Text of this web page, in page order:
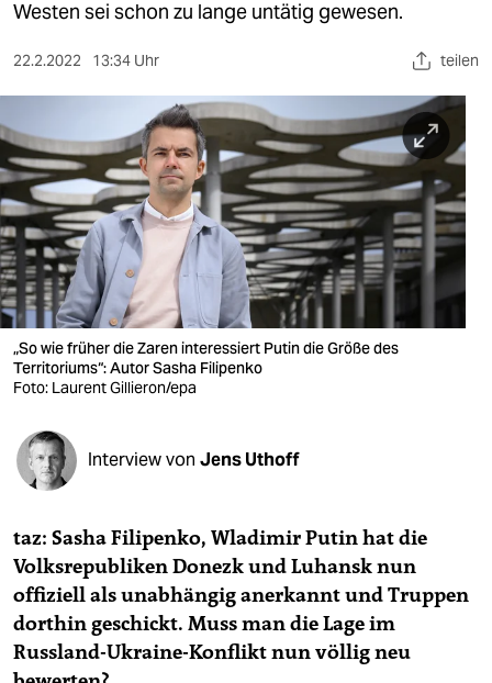
sport
berlin
nord
wahrheit
verlag
verlag
veranstaltungen
fragen & hilfe
abo
genossenschaft
epaper login
Westen sei schon zu lange untätig gewesen.
22.2.2022 13:34 Uhr teilen
„So wie früher die Zaren interessiert Putin die Größe des
Territoriums“: Autor Sasha Filipenko
Foto: Laurent Gillieron/epa
Interview von Jens Uthoff
taz: Sasha Filipenko, Wladimir Putin hat die
Volksrepubliken Donezk und Luhansk nun
offiziell als unabhängig anerkannt und Truppen
dorthin geschickt. Muss man die Lage im
Russland-Ukraine-Konflikt nun völlig neu